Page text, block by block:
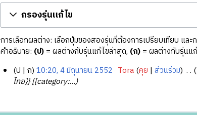
กรองรุ่นแก้ไข
การเลือกผลต่าง: เลือกปุ่มของสองรุ่นที่ต้องการเปรียบเทียบ และ
คำอธิบาย: (ป)= ผลต่างกับรุ่นแก้ไขล่าสุด, (ก)= ผลต่างกับรุ่นแ
ป ก 10:20, 4 มิถุนายน 2552 Tora คุย ส่วนร่วม ‎
ไทย}} [[category:...